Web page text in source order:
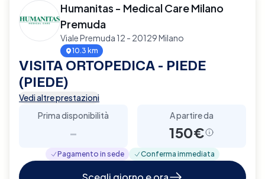
Humanitas - Medical Care Milano
Premuda
Viale Premuda 12 - 20129 Milano
10.3 km
VISITA ORTOPEDICA - PIEDE
(PIEDE)
Vedi altre prestazioni
Prima disponibilità
-
A partire da
150€
Pagamento in sede Conferma immediata